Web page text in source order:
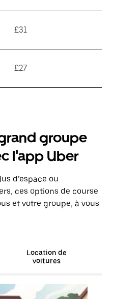
£31
£27
groupe
l'app Uber
d’espace ou
ces options de course
et votre groupe, à vous
Location de
voitures